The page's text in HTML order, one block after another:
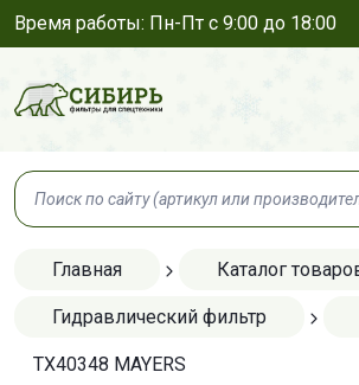
Время работы: Пн-Пт с 9:00 до 18:00
Главная Каталог
Гидравлический фильтр
TX40348 MAYERS